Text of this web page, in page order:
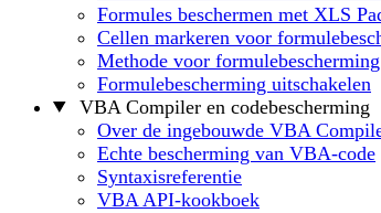
Formules beschermen met XLS
Cellen markeren voor
Methode voor formulebescherming
Formulebescherming uitschakelen
VBA Compiler en codebescherming
Over de ingebouwde VBA
Echte bescherming van VBA-code
Syntaxisreferentie
VBA API-kookboek